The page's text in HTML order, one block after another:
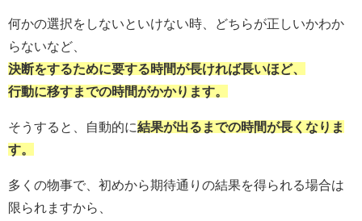
何かの選択をしないといけない時、どちらが正しいかわか
らないなど、
決断をするために要する時間が長ければ長いほど、
行動に移すまでの時間がかかります。
そうすると、自動的に結果が出るまでの時間が長くなりま
す。
多くの物事で、初めから期待通りの結果を得られる場合は
限られますから、